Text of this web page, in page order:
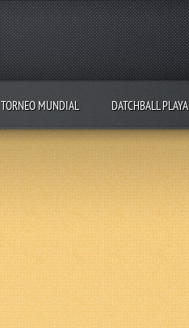
TORNEO MUNDIAL DATCHBALL PLAYA